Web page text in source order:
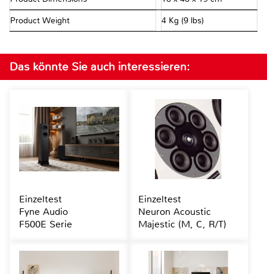
Product Weight 4 Kg (9 lbs)
Das könnte Sie auch interessieren:
Einzeltest
Fyne Audio
F500E Serie
Einzeltest
Neuron Acoustic
Majestic (M, C, R/T)